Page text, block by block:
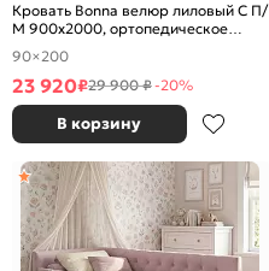
Кровать Bonna велюр лиловый С П/
М 900x2000, ортопедическое
основание, изголовье мягкое
90×200
23 920₽29 900 ₽-20%
В корзину